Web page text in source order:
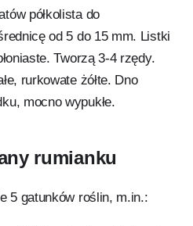
półkolista do
od 5 do 15 mm. Listki
Tworzą 3-4 rzędy.
rurkowate żółte. Dno
mocno wypukłe.
rumianku
5 gatunków roślin, m.in.: